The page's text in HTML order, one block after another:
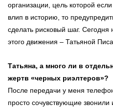
организации, цель которой
влип в историю, то
сделать рисковый шаг. Сегодня
этого движения – Татьяной
Татьяна, а много ли в
жертв «черных риэлтеров»?
После передачи у меня
просто сочувствующие звонили